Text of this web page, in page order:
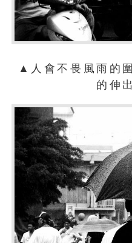
▲人會不畏風雨的
的伸